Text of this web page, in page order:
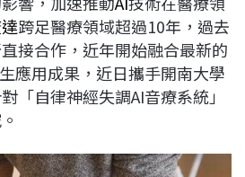
e
d
I
n
L
i
n
k
跨足醫療領域超過10年，過去
接合作，近年開始融合最新的
應用成果，近日攜手開南大學
「自律神經失調AI音療系統」